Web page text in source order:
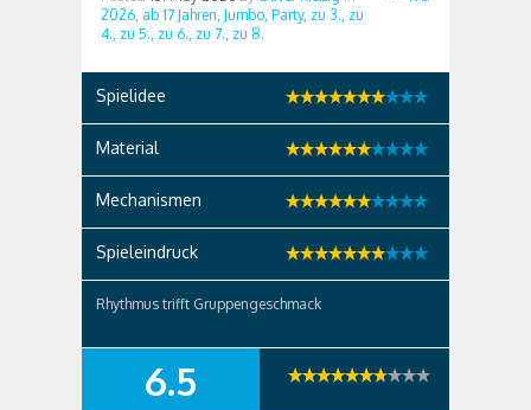
2026, ab 17 Jahren, Jumbo, Party, zu 3., zu
4., zu 5., zu 6., zu 7., zu 8.
Spielidee
Material
Mechanismen
Spieleindruck
Rhythmus trifft Gruppengeschmack
SUMMARY6.5